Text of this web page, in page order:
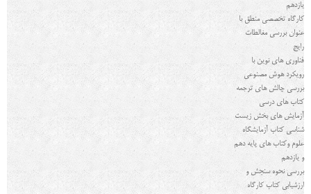
یازدهم
کارگاه تخصصی منطق با
عنوان بررسی مغالطات
رایج
فناوری های نوین با
رویکرد هوش مصنوعی
بررسی چالش های ترجمه
کتاب های درسی
آزمایش های بخش زیست
شناسی کتاب آزمايشگاه
علوم وکتاب های پایه دهم
و یازدهم
بررسي نحوه سنجش و
ارزشیابی كتاب كارگاه